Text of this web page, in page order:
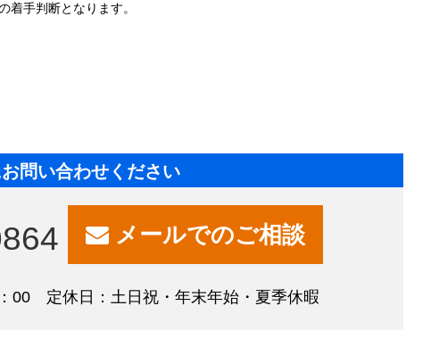
着手判断となります。
問い合わせください
メールでのご相談
00 定休日：土日祝・年末年始・夏季休暇